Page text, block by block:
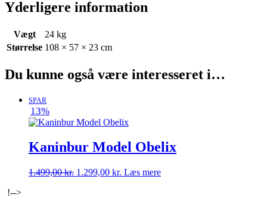
Yderligere information
Vægt
24 kg
Størrelse 108 × 57 × 23 cm
Du kunne også være interesseret i…
SPAR
13%
Kaninbur Model Obelix
1.499,00kr. Den
1.299,00 kr. Den
Læs mere
!-->